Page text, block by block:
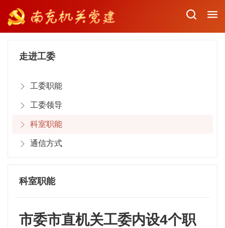
走进工委
工委职能
工委领导
科室职能
通信方式
科室职能
市委市直机关工委内设4个职